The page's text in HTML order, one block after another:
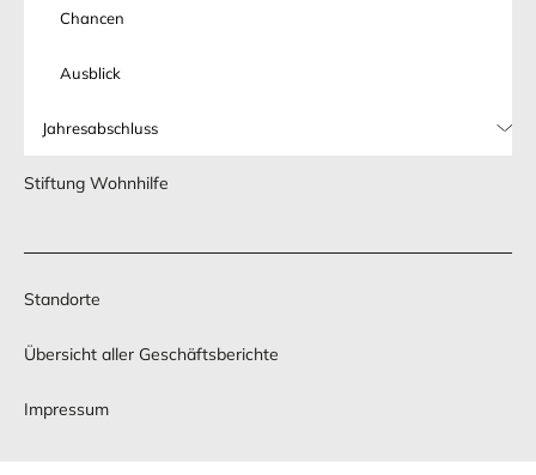
Chancen
Ausblick
Jahresabschluss
Stiftung Wohnhilfe
Standorte
Übersicht aller Geschäftsberichte
Impressum